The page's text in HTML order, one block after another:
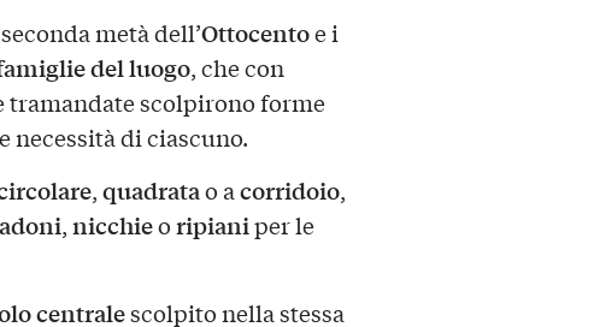
metà dell’Ottocentoe i
del luogo, che con
scolpirono forme
necessità di ciascuno.
,quadratao acorridoio,
,nicchieoripianiper le
centralescolpito nella stessa